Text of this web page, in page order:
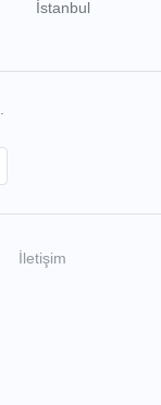
İstanbul
İletişim